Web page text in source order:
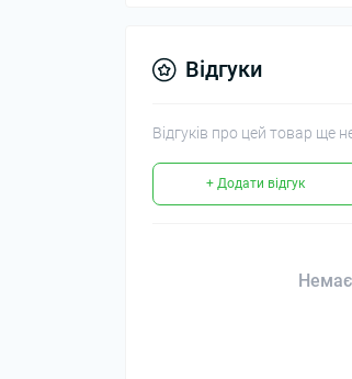
Відгуки
Відгуків про цей товар ще
+ Додати відгук
Немає